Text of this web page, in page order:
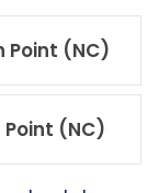
Point (NC)
(NC)